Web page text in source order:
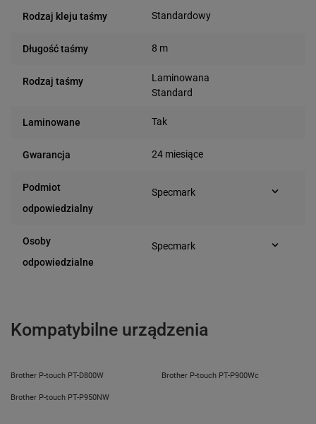
Rodzaj kleju taśmy Standardowy
Długość taśmy 8 m
Rodzaj taśmy
Laminowana
Standard
Laminowane Tak
Gwarancja 24 miesiące
Podmiot
odpowiedzialny
Specmark
e-mail: gspr@ptmb.pl
Osoby
odpowiedzialne
Specmark
Kompatybilne urządzenia
Brother P-touch PT-D800W Brother P-touch PT-P900Wc
Brother P-touch PT-P950NW